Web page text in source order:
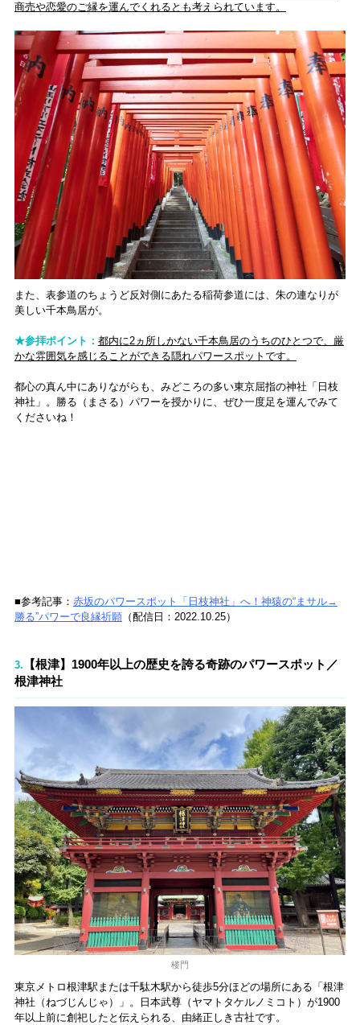
商売や恋愛のご縁を運んでくれるとも考えられています。
また、表参道のちょうど反対側にあたる稲荷参道には、朱の連なりが
美しい千本鳥居が。
★参拝ポイント： 都内に2ヵ所しかない千本鳥居のうちのひとつで、厳
かな雰囲気を感じることができる隠れパワースポットです。
都心の真ん中にありながらも、みどころの多い東京屈指の神社「日枝
神社」。勝る（まさる）パワーを授かりに、ぜひ一度足を運んでみて
くださいね！
■参考記事： 赤坂のパワースポット「日枝神社」へ！神猿の“まサル→
勝る”パワーで良縁祈願（配信日：2022.10.25）
3.
【根津】1900年以上の歴史を誇る奇跡のパワースポット／
根津神社
楼門
東京メトロ根津駅または千駄木駅から徒歩5分ほどの場所にある「根津
神社（ねづじんじゃ）」。日本武尊（ヤマトタケルノミコト）が1900
年以上前に創祀したと伝えられる、由緒正しき古社です。